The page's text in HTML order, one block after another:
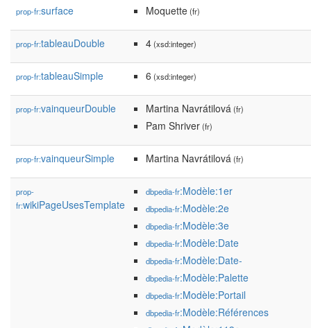
prop-fr:surface Moquette(fr)
prop-fr:tableauDouble 4(xsd:integer)
prop-fr:tableauSimple 6 (xsd:integer)
prop-fr:vainqueurDouble Martina Navrátilová(fr)
Pam Shriver(fr)
prop-fr:vainqueurSimple Martina Navrátilová(fr)
prop-
fr:wikiPageUsesTemplate
dbpedia-fr:Modèle:1er
dbpedia-fr:Modèle:2e
dbpedia-fr:Modèle:3e
dbpedia-fr:Modèle:Date
dbpedia-fr:Modèle:Date-
dbpedia-fr:Modèle:Palette
dbpedia-fr:Modèle:Portail
dbpedia-fr:Modèle:Références